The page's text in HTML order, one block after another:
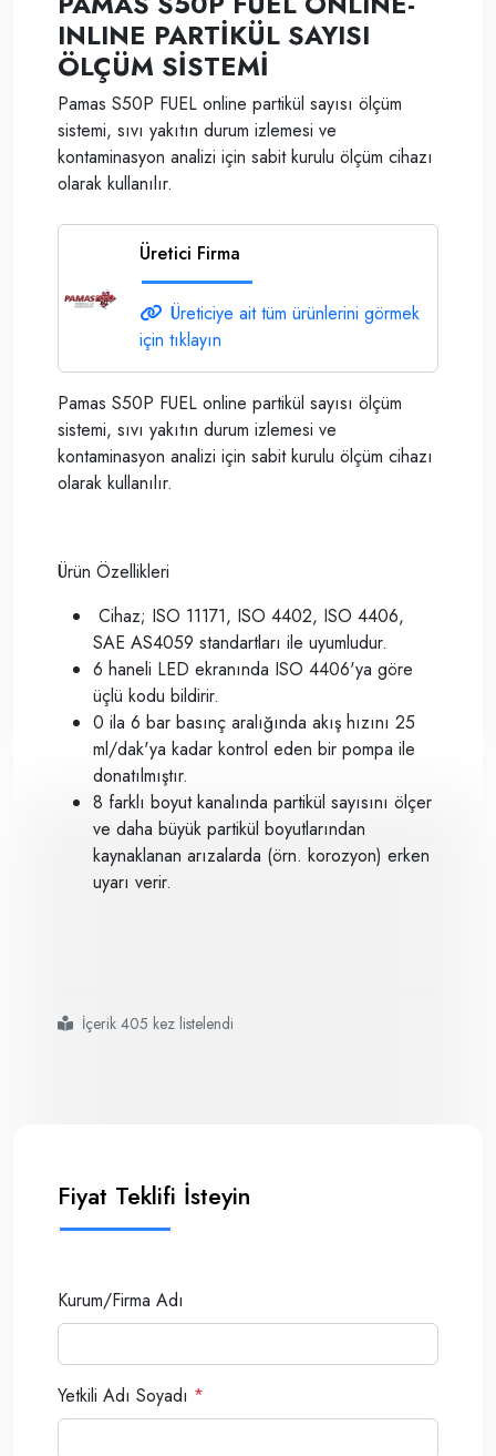
INLINE PARTİKÜL SAYISI
ÖLÇÜM SİSTEMİ
Pamas S50P FUEL online partikül sayısı ölçüm
sistemi, sıvı yakıtın durum izlemesi ve
kontaminasyon analizi için sabit kurulu ölçüm cihazı
olarak kullanılır.
Üretici Firma
Üreticiye ait tüm ürünlerini görmek
için tıklayın
Pamas S50P FUEL online partikül sayısı ölçüm
sistemi, sıvı yakıtın durum izlemesi ve
kontaminasyon analizi için sabit kurulu ölçüm cihazı
olarak kullanılır.
Ürün Özellikleri
Cihaz; ISO 11171, ISO 4402, ISO 4406,
SAE AS4059 standartları ile uyumludur.
6 haneli LED ekranında ISO 4406'ya göre
üçlü kodu bildirir.
0 ila 6 bar basınç aralığında akış hızını 25
ml/dak'ya kadar kontrol eden bir pompa ile
donatılmıştır.
8 farklı boyut kanalında partikül sayısını ölçer
ve daha büyük partikül boyutlarından
kaynaklanan arızalarda (örn. korozyon) erken
uyarı verir.
#pamas s50p fuel online partikül sayısı ölçüm sistemi
#sıvı yakıtın durum izlemesi ve kontaminasyon analizi için sabit kurulu
İçerik 405 kez listelendi
Fiyat Teklifi İsteyin
Kurum/Firma Adı
Yetkili Adı Soyadı *